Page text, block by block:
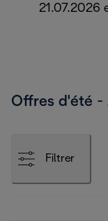
21.07.2026
Offres d'été -
Filtrer